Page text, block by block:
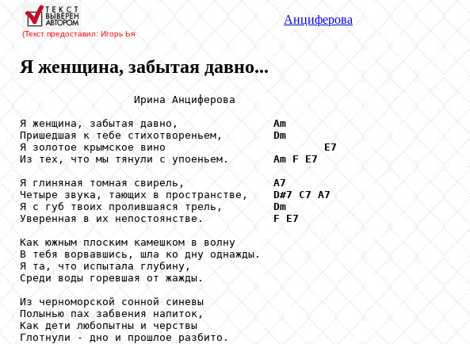
(Текст предоставил: Игорь Ья
Анциферова
Я женщина, забытая давно...
                  Ирина Анциферова
Я женщина, забытая давно, Am
Пришедшая к тебе стихотвореньем, Dm
Я золотое крымское вино E7
Из тех, что мы тянули с упоеньем. Am F
E7
Я глиняная томная свирель, A7
Четыре звука, тающих в пространстве, D#7 C7 A7
Я с губ твоих пролившаяся трель, Dm
Уверенная в их непостоянстве. F
E7
Как южным плоским камешком в волну
В тебя ворвавшись, шла ко дну однажды.
Я та, что испытала глубину,
Среди воды горевшая от жажды.
Из черноморской сонной синевы
Полынью пах забвения напиток,
Как дети любопытны и черствы
Глотнули - дно и прошлое разбито.